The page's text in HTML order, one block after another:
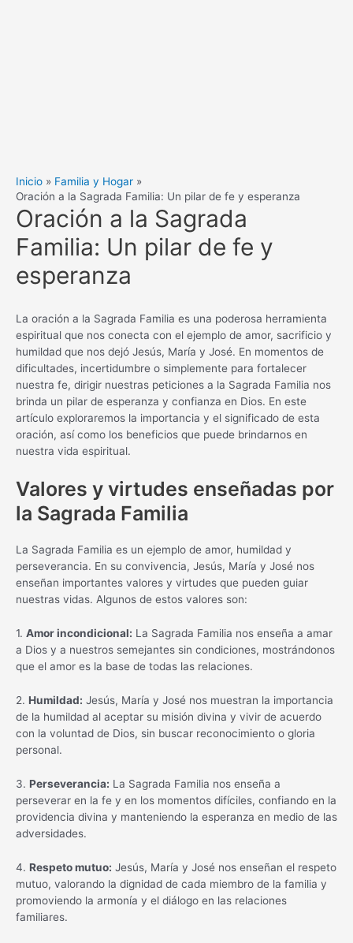
Inicio
Familia y Hogar
Oración a la Sagrada Familia: Un pilar de fe y esperanza
Oración a la Sagrada
Familia: Un pilar de fe y
esperanza
La oración a la Sagrada Familia es una poderosa herramienta
espiritual que nos conecta con el ejemplo de amor, sacrificio y
humildad que nos dejó Jesús, María y José. En momentos de
dificultades, incertidumbre o simplemente para fortalecer
nuestra fe, dirigir nuestras peticiones a la Sagrada Familia nos
brinda un pilar de esperanza y confianza en Dios. En este
artículo exploraremos la importancia y el significado de esta
oración, así como los beneficios que puede brindarnos en
nuestra vida espiritual.
Valores y virtudes enseñadas por
la Sagrada Familia
La Sagrada Familia es un ejemplo de amor, humildad y
perseverancia. En su convivencia, Jesús, María y José nos
enseñan importantes valores y virtudes que pueden guiar
nuestras vidas. Algunos de estos valores son:
1. Amor incondicional: La Sagrada Familia nos enseña a amar
a Dios y a nuestros semejantes sin condiciones, mostrándonos
que el amor es la base de todas las relaciones.
2. Humildad: Jesús, María y José nos muestran la importancia
de la humildad al aceptar su misión divina y vivir de acuerdo
con la voluntad de Dios, sin buscar reconocimiento o gloria
personal.
3. Perseverancia: La Sagrada Familia nos enseña a
perseverar en la fe y en los momentos difíciles, confiando en la
providencia divina y manteniendo la esperanza en medio de las
adversidades.
4. Respeto mutuo: Jesús, María y José nos enseñan el respeto
mutuo, valorando la dignidad de cada miembro de la familia y
promoviendo la armonía y el diálogo en las relaciones
familiares.